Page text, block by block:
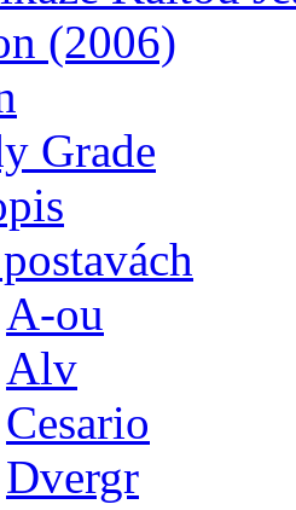
(2006)
Grade
A-ou
Alv
Cesario
Dvergr